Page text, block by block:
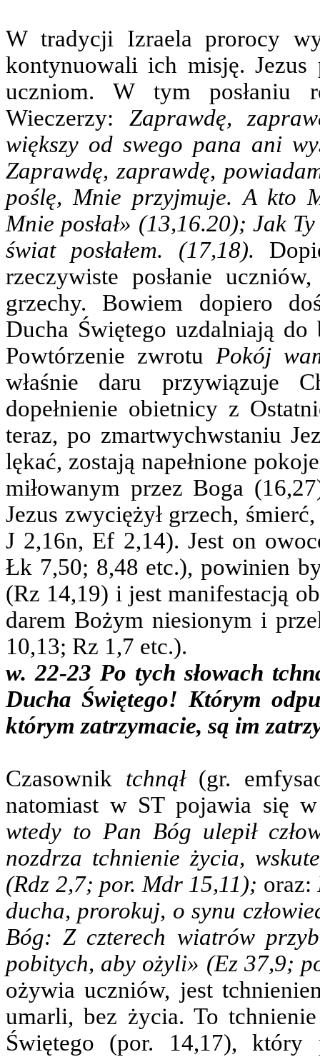
W tradycji Izraela prorocy
kontynuowali ich misję.
uczniom. W tym posłaniu
Wieczerzy: Zaprawdę,
większy od swego pana ani
Zaprawdę, zaprawdę,
poślę, Mnie przyjmuje. A kto
Mnie posłał» (13,16.20); Jak
świat posłałem. (17,18).
rzeczywiste posłanie
grzechy. Bowiem dopiero
Ducha Świętego uzdalniają
Powtórzenie zwrotuPokój
właśnie daru przywiązuje
dopełnienie obietnicy z
teraz, po zmartwychwstaniu
lękać, zostają napełnione
miłowanym przez Boga
Jezus zwyciężył grzech,
J 2,16n, Ef 2,14). Jest on
Łk 7,50; 8,48 etc.), powinien
(Rz 14,19) i jest manifestacją
darem Bożym niesionym i
10,13; Rz 1,7 etc.).
w. 22-23 Po tych słowach
Ducha Świętego! Którym
którym zatrzymacie, są im
Czasownik tchnął(gr.
natomiast w ST pojawia się
wtedy to Pan Bóg ulepił
nozdrza tchnienie życia,
(Rdz 2,7; por. Mdr 15,11); oraz:
ducha, prorokuj, o synu
Bóg: Z czterech wiatrów
pobitych, aby ożyli» (Ez 37,9;
ożywia uczniów, jest
umarli, bez życia. To
Świętego (por. 14,17), który